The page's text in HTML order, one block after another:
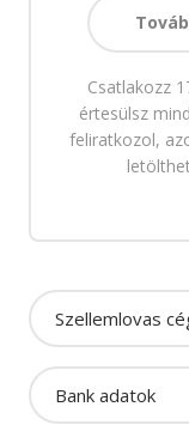
Csatlakozz
értesülsz
feliratkozol,
Szellemlovas
Bank adatok